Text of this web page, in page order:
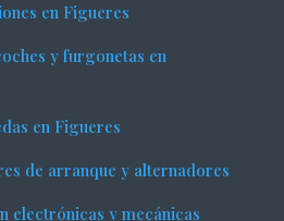
en Figueres
y furgonetas en
en Figueres
de arranque y alternadores
electrónicas y mecánicas